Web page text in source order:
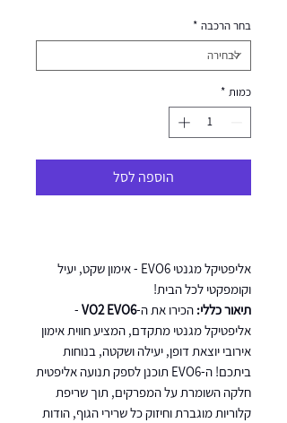
בחר הרכבה *
כמות *
הוספה לסל
אליפטיקל מגנטי EVO6 - אימון שקט, יעיל
וקומפקטי לכל הבית!
תיאור כללי: הכירו את ה-VO2 EVO6
-
אליפטיקל מגנטי מתקדם, המציע חווית אימון
אירובי יוצאת דופן, יעילה ושקטה, בנוחות
ביתכם! ה-EVO6 תוכנן לספק תנועה אליפטית
חלקה השומרת על המפרקים, תוך שריפת
קלוריות מוגברת וחיזוק כל שרירי הגוף, הודות